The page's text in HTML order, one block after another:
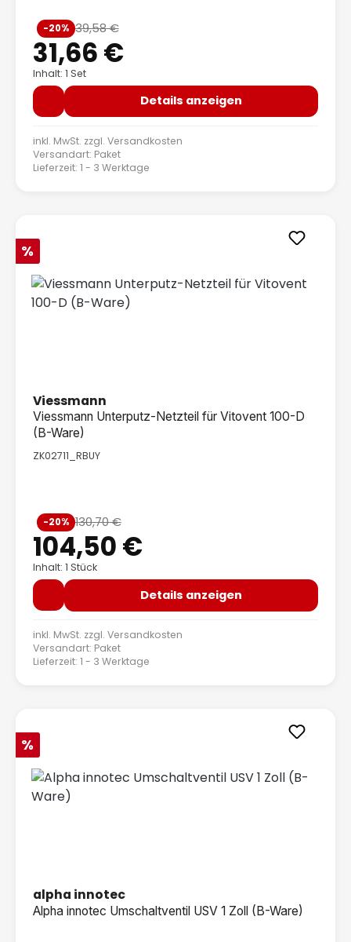
Verkaufspreis:
31,66 €
Regulärer Preis:
39,58 €
-20%
Inhalt: 1 Set
Details anzeigen
inkl. MwSt. zzgl. Versandkosten
Versandart: Paket
Lieferzeit: 1 - 3 Werktage
Rabatt
%
Viessmann
Viessmann Unterputz-Netzteil für Vitovent 100-D
(B-Ware)
ZK02711_RBUY
Verkaufspreis:
104,50 €
Regulärer Preis:
130,70 €
-20%
Inhalt: 1 Stück
Details anzeigen
inkl. MwSt. zzgl. Versandkosten
Versandart: Paket
Lieferzeit: 1 - 3 Werktage
Rabatt
%
alpha innotec
Alpha innotec Umschaltventil USV 1 Zoll (B-Ware)